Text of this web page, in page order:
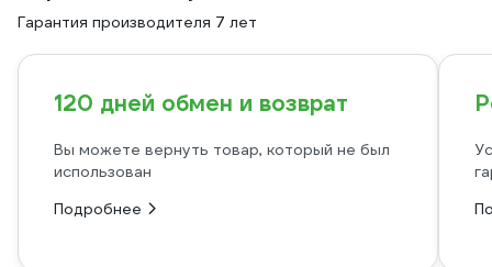
Гарантия производителя 7 лет
120 дней обмен и возврат
Вы можете вернуть товар, который не был
использован
Подробнее